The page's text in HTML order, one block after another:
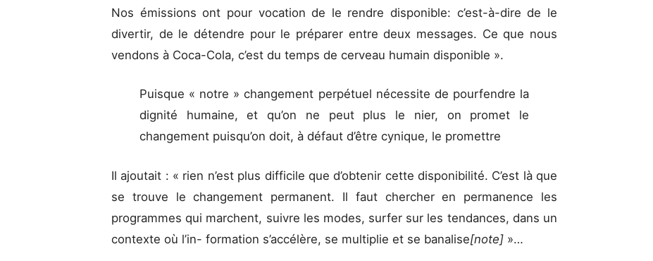
Nos émissions ont pour vocation de le rendre disponible: c’est-à-dire de le
divertir, de le détendre pour le préparer entre deux messages. Ce que nous
vendons à Coca-Cola, c’est du temps de cerveau humain disponible ».
Puisque « notre » changement perpétuel nécessite de pourfendre la
dignité humaine, et qu’on ne peut plus le nier, on promet le
changement puisqu’on doit, à défaut d’être cynique, le promettre
Il ajoutait : « rien n’est plus difficile que d’obtenir cette disponibilité. C’est là que
se trouve le changement permanent. Il faut chercher en permanence les
programmes qui marchent, suivre les modes, surfer sur les tendances, dans un
contexte où l’in- formation s’accélère, se multiplie et se banalise[note] »…